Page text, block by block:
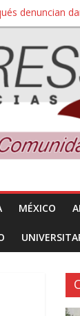
denuncian
amparo
materiales e
MÉXICO